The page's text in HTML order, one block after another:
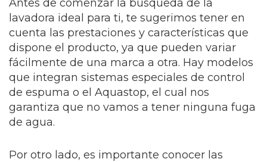
Antes de comenzar la búsqueda de la
lavadora ideal para ti, te sugerimos tener en
cuenta las prestaciones y características que
dispone el producto, ya que pueden variar
fácilmente de una marca a otra. Hay modelos
que integran sistemas especiales de control
de espuma o el Aquastop, el cual nos
garantiza que no vamos a tener ninguna fuga
de agua.
Por otro lado, es importante conocer las